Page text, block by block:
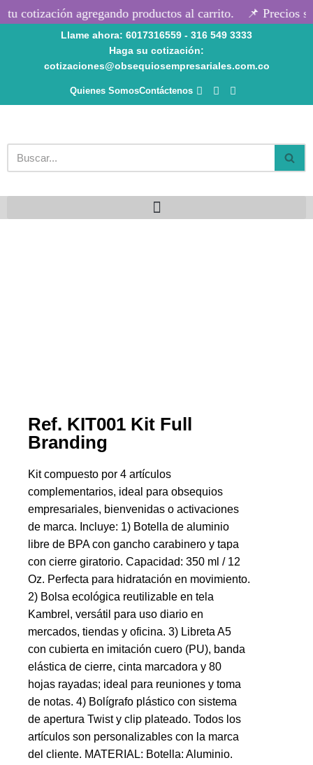
contenido
cotización agregando productos al carrito. 📌 Precios
Llame ahora: 6017316559 - 316 549 3333
Haga su cotización:
cotizaciones@obsequiosempresariales.com.co
Quienes SomosContáctenos
Ref. KIT001 Kit Full
Branding
Kit compuesto por 4 artículos
complementarios, ideal para obsequios
empresariales, bienvenidas o activaciones
de marca. Incluye: 1) Botella de aluminio
libre de BPA con gancho carabinero y tapa
con cierre giratorio. Capacidad: 350 ml / 12
Oz. Perfecta para hidratación en movimiento.
2) Bolsa ecológica reutilizable en tela
Kambrel, versátil para uso diario en
mercados, tiendas y oficina. 3) Libreta A5
con cubierta en imitación cuero (PU), banda
elástica de cierre, cinta marcadora y 80
hojas rayadas; ideal para reuniones y toma
de notas. 4) Bolígrafo plástico con sistema
de apertura Twist y clip plateado. Todos los
artículos son personalizables con la marca
del cliente. MATERIAL: Botella: Aluminio.